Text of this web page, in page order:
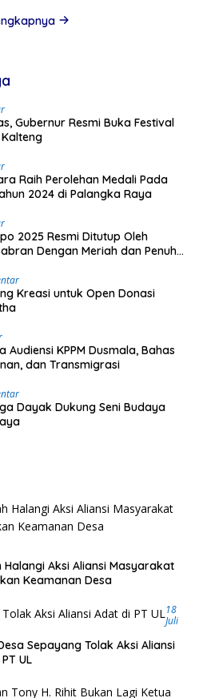
Gubernur Resmi Buka Festival
Raih Perolehan Medali Pada
2024 di Palangka Raya
2025 Resmi Ditutup Oleh
Dengan Meriah dan Penuh
Kreasi untuk Open Donasi
Audiensi KPPM Dusmala, Bahas
dan Transmigrasi
Dayak Dukung Seni Budaya
Aksi Aliansi Masyarakat
Keamanan Desa
18
Juli
Sepayang Tolak Aksi Aliansi
UL